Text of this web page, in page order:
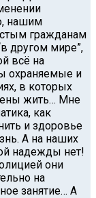
нашим
гражданам
другом мире”,
всё на
охраняемые и
в которых
жить… Мне
как
и здоровье
А на наших
надежды нет!
они
на
занятие… А